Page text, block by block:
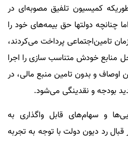
طوریکه کمیسیون تلفیق مصوبه‌ای در
دولتها حق بیمه‌های خود را
تامین‌اجتماعی پرداخت می‌کردند،
منابع خودش متناسب سازی را اجرا
اوصاف و بدون تامین منبع مالی، در
بودجه و نقدینگی می‌شود.
و سهام‌های قابل واگذاری به
رد دیون دولت با توجه به تجربه